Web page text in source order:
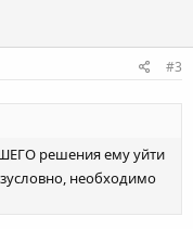
#3
решения ему уйти
необходимо